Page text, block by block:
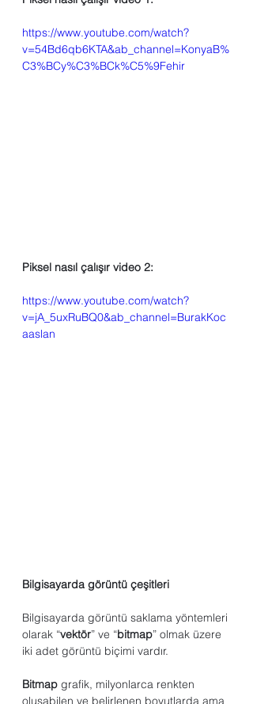
https://www.youtube.com/watch?
v=54Bd6qb6KTA&ab_channel=KonyaB%
C3%BCy%C3%BCk%C5%9Fehir
Piksel nasıl çalışır video 2:
https://www.youtube.com/watch?
v=jA_5uxRuBQ0&ab_channel=BurakKoc
aaslan
Bilgisayarda görüntü çeşitleri
Bilgisayarda görüntü saklama yöntemleri
olarak “vektör” ve “bitmap” olmak üzere
iki adet görüntü biçimi vardır.
Bitmap grafik, milyonlarca renkten